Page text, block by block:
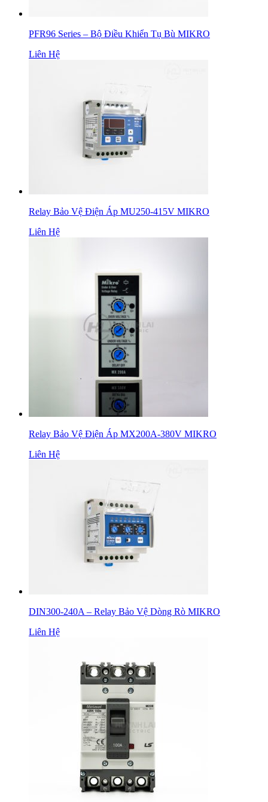
PFR96 Series – Bộ Điều Khiển Tụ Bù MIKRO
Liên Hệ
Relay Bảo Vệ Điện Áp MU250-415V MIKRO
Liên Hệ
Relay Bảo Vệ Điện Áp MX200A-380V MIKRO
Liên Hệ
DIN300-240A – Relay Bảo Vệ Dòng Rò MIKRO
Liên Hệ